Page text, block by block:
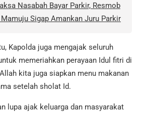
Nasabah Bayar Parkir, Resmob
Sigap Amankan Juru Parkir
Kapolda juga mengajak seluruh
memeriahkan perayaan Idul fitri di
kita juga siapkan menu makanan
setelah sholat Id.
lupa ajak keluarga dan masyarakat